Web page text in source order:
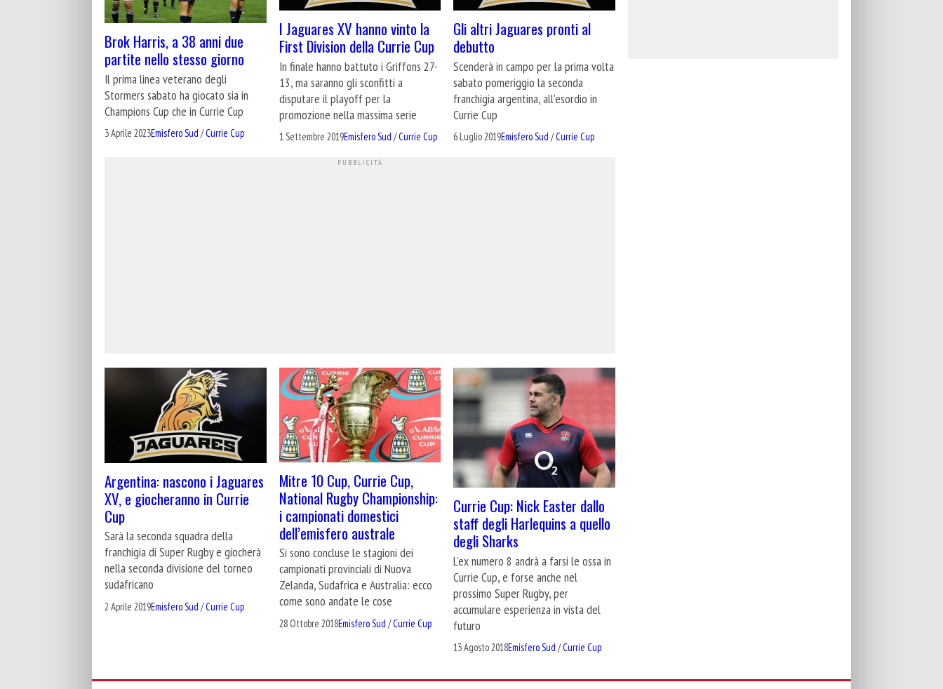
Brok Harris, a 38 anni due
partite nello stesso giorno
Il prima linea veterano degli
Stormers sabato ha giocato sia in
Champions Cup che in Currie Cup
3 Aprile 2023Emisfero Sud /Currie Cup
I Jaguares XV hanno vinto la
First Division della Currie Cup
In finale hanno battuto i Griffons 27-
13, ma saranno gli sconfitti a
disputare il playoff per la
promozione nella massima serie
1 Settembre 2019Emisfero Sud /Currie Cup
Gli altri Jaguares pronti al
debutto
Scenderà in campo per la prima volta
sabato pomeriggio la seconda
franchigia argentina, all'esordio in
Currie Cup
6 Luglio 2019Emisfero Sud /Currie Cup
Argentina: nascono i Jaguares
XV, e giocheranno in Currie
Cup
Sarà la seconda squadra della
franchigia di Super Rugby e giocherà
nella seconda divisione del torneo
sudafricano
2 Aprile 2019Emisfero Sud /Currie Cup
Mitre 10 Cup, Currie Cup,
National Rugby Championship:
i campionati domestici
dell’emisfero australe
Si sono concluse le stagioni dei
campionati provinciali di Nuova
Zelanda, Sudafrica e Australia: ecco
come sono andate le cose
28 Ottobre 2018Emisfero Sud /Currie Cup
Currie Cup: Nick Easter dallo
staff degli Harlequins a quello
degli Sharks
L'ex numero 8 andrà a farsi le ossa in
Currie Cup, e forse anche nel
prossimo Super Rugby, per
accumulare esperienza in vista del
futuro
13 Agosto 2018Emisfero Sud /Currie Cup